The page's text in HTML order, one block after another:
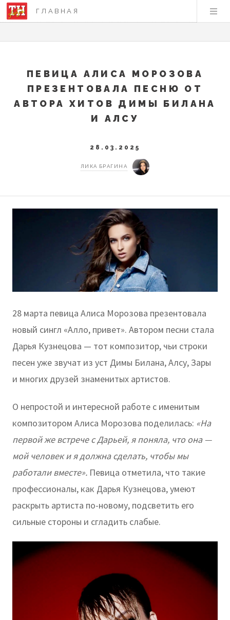
ГЛАВНАЯ
ПЕВИЦА АЛИСА МОРОЗОВА
ПРЕЗЕНТОВАЛА ПЕСНЮ ОТ
АВТОРА ХИТОВ ДИМЫ БИЛАНА
И АЛСУ
28.03.2025
ЛИКА БРАГИНА
28 марта певица Алиса Морозова презентовала
новый сингл «Алло, привет». Автором песни стала
Дарья Кузнецова — тот композитор, чьи строки
песен уже звучат из уст Димы Билана, Алсу, Зары
и многих друзей знаменитых артистов.
О непростой и интересной работе с именитым
композитором Алиса Морозова поделилась: «На
первой же встрече с Дарьей, я поняла, что она —
мой человек и я должна сделать, чтобы мы
работали вместе». Певица отметила, что такие
профессионалы, как Дарья Кузнецова, умеют
раскрыть артиста по-новому, подсветить его
сильные стороны и сгладить слабые.